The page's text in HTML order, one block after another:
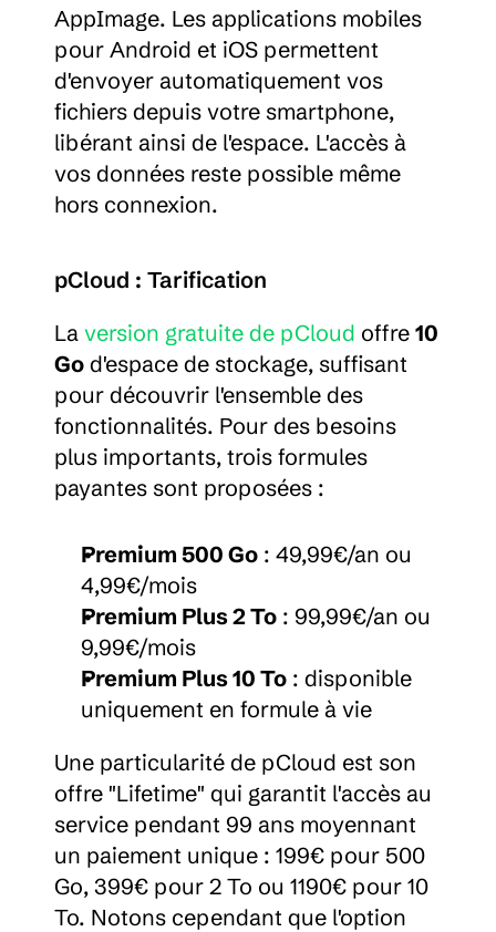
AppImage. Les applications mobiles
pour Android et iOS permettent
d'envoyer automatiquement vos
fichiers depuis votre smartphone,
libérant ainsi de l'espace. L'accès à
vos données reste possible même
hors connexion.
pCloud : Tarification
La version gratuite de pCloud offre 10
Go d'espace de stockage, suffisant
pour découvrir l'ensemble des
fonctionnalités. Pour des besoins
plus importants, trois formules
payantes sont proposées :
Premium 500 Go : 49,99€/an ou
4,99€/mois
Premium Plus 2 To : 99,99€/an ou
9,99€/mois
Premium Plus 10 To : disponible
uniquement en formule à vie
Une particularité de pCloud est son
offre "Lifetime" qui garantit l'accès au
service pendant 99 ans moyennant
un paiement unique : 199€ pour 500
Go, 399€ pour 2 To ou 1190€ pour 10
To. Notons cependant que l'option